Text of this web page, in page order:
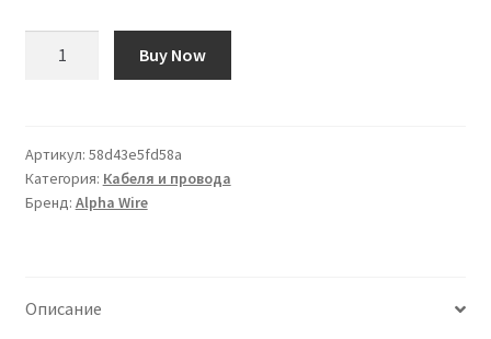
collegamento
apparecchiature
Alpha
24
Buy Now
Артикул: 58d43e5fd58a
Категория: Кабеля и провода
Бренд: Alpha Wire
Описание